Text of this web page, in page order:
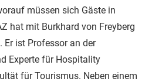
müssen sich Gäste in
hat mit Burkhard von Freyberg
Er ist Professor an der
Experte für Hospitality
für Tourismus. Neben einem